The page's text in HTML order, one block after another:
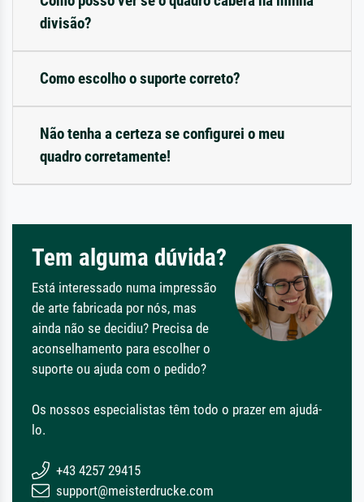
divisão?
Como escolho o suporte correto?
Não tenha a certeza se configurei o meu
quadro corretamente!
Tem alguma dúvida?
Está interessado numa impressão
de arte fabricada por nós, mas
ainda não se decidiu? Precisa de
aconselhamento para escolher o
suporte ou ajuda com o pedido?
Os nossos especialistas têm todo o prazer em ajudá-
lo.
+43 4257 29415
support@meisterdrucke.com